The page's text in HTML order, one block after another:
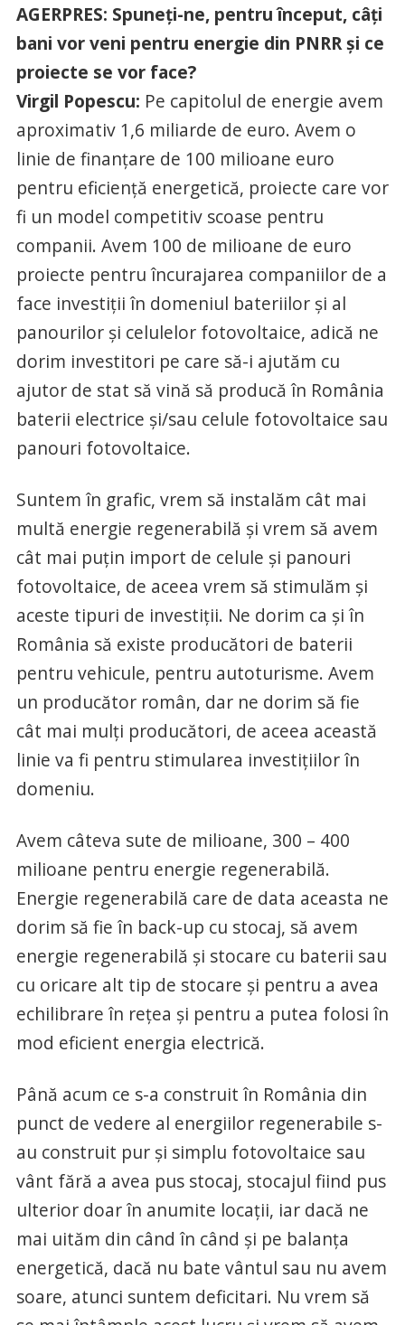
AGERPRES: Spuneţi-ne, pentru început, câţi
bani vor veni pentru energie din PNRR şi ce
proiecte se vor face?
Virgil Popescu: Pe capitolul de energie avem
aproximativ 1,6 miliarde de euro. Avem o
linie de finanţare de 100 milioane euro
pentru eficienţă energetică, proiecte care vor
fi un model competitiv scoase pentru
companii. Avem 100 de milioane de euro
proiecte pentru încurajarea companiilor de a
face investiţii în domeniul bateriilor şi al
panourilor şi celulelor fotovoltaice, adică ne
dorim investitori pe care să-i ajutăm cu
ajutor de stat să vină să producă în România
baterii electrice şi/sau celule fotovoltaice sau
panouri fotovoltaice.
Suntem în grafic, vrem să instalăm cât mai
multă energie regenerabilă şi vrem să avem
cât mai puţin import de celule şi panouri
fotovoltaice, de aceea vrem să stimulăm şi
aceste tipuri de investiţii. Ne dorim ca şi în
România să existe producători de baterii
pentru vehicule, pentru autoturisme. Avem
un producător român, dar ne dorim să fie
cât mai mulţi producători, de aceea această
linie va fi pentru stimularea investiţiilor în
domeniu.
Avem câteva sute de milioane, 300 – 400
milioane pentru energie regenerabilă.
Energie regenerabilă care de data aceasta ne
dorim să fie în back-up cu stocaj, să avem
energie regenerabilă şi stocare cu baterii sau
cu oricare alt tip de stocare şi pentru a avea
echilibrare în reţea şi pentru a putea folosi în
mod eficient energia electrică.
Până acum ce s-a construit în România din
punct de vedere al energiilor regenerabile s-
au construit pur şi simplu fotovoltaice sau
vânt fără a avea pus stocaj, stocajul fiind pus
ulterior doar în anumite locaţii, iar dacă ne
mai uităm din când în când şi pe balanţa
energetică, dacă nu bate vântul sau nu avem
soare, atunci suntem deficitari. Nu vrem să